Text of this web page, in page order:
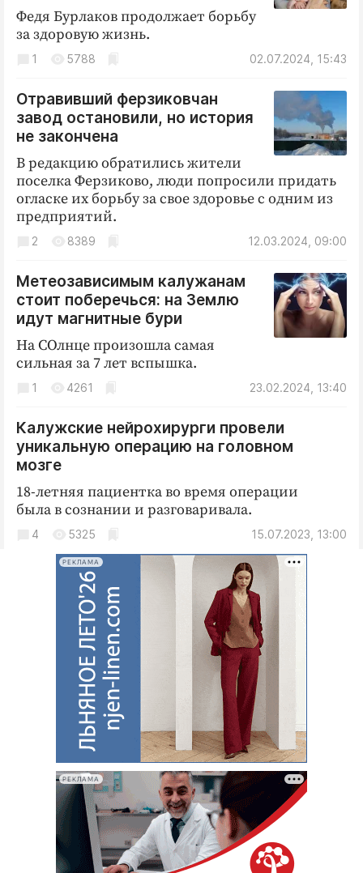
Блоги
Издания
Интересное чтиво
Клиника года
Бренд года
Работодатель года
Федя Бурлаков продолжает борьбу
за здоровую жизнь.
02.07.2024, 15:43
1 5788
Отравивший ферзиковчан
завод остановили, но история
не закончена
В редакцию обратились жители
поселка Ферзиково, люди попросили придать
огласке их борьбу за свое здоровье с одним из
предприятий.
12.03.2024, 09:00
2 8389
Метеозависимым калужанам
стоит поберечься: на Землю
идут магнитные бури
На СОлнце произошла самая
сильная за 7 лет вспышка.
23.02.2024, 13:40
1 4261
Калужские нейрохирурги провели
уникальную операцию на головном
мозге
18-летняя пациентка во время операции
была в сознании и разговаривала.
15.07.2023, 13:00
4 5325
РЕКЛАМА
РЕКЛАМА